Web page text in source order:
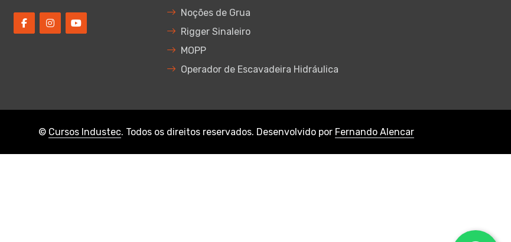
Noções de Grua
Rigger Sinaleiro
MOPP
Operador de Escavadeira Hidráulica
© Cursos Industec. Todos os direitos reservados. Desenvolvido por Fernando Alencar